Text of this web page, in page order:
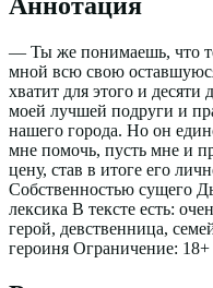
— Ты же понимаешь, что
мной всю свою
хватит для этого и
моей лучшей подруги и
нашего города. Но он
мне помочь, пусть мне и
цену, став в итоге его
Собственностью сущего
лексика В тексте есть:
герой, девственница,
героиня Ограничение: 18+